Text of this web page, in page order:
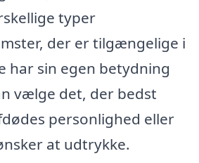
typer
der er tilgængelige i
har sin egen betydning
vælge det, der bedst
personlighed eller
at udtrykke.